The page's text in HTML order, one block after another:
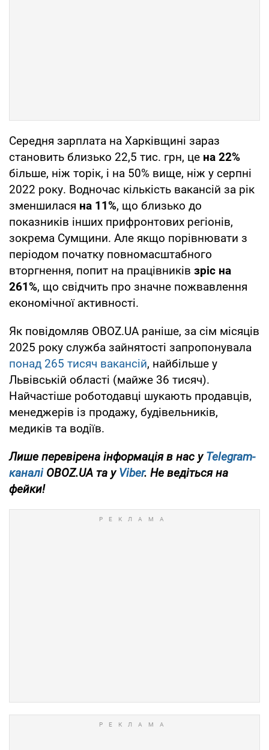
Середня зарплата на Харківщині зараз
становить близько 22,5 тис. грн, це на 22%
більше, ніж торік, і на 50% вище, ніж у серпні
2022 року. Водночас кількість вакансій за рік
зменшилася на 11%, що близько до
показників інших прифронтових регіонів,
зокрема Сумщини. Але якщо порівнювати з
періодом початку повномасштабного
вторгнення, попит на працівників зріс на
261%, що свідчить про значне пожвавлення
економічної активності.
Як повідомляв OBOZ.UA раніше, за сім місяців
2025 року служба зайнятості запропонувала
понад 265 тисяч вакансій, найбільше у
Львівській області (майже 36 тисяч).
Найчастіше роботодавці шукають продавців,
менеджерів із продажу, будівельників,
медиків та водіїв.
Лише перевірена інформація в нас уTelegram-
каналіOBOZ.UA та уViber. Не ведіться на
фейки!